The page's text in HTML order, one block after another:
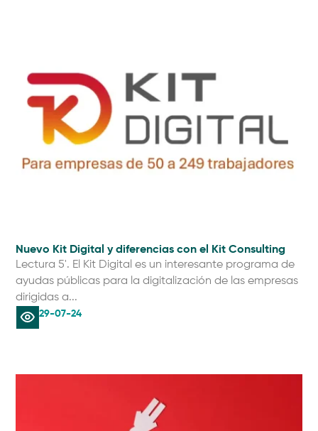
Nuevo Kit Digital y diferencias con el Kit Consulting
Lectura 5'. El Kit Digital es un interesante programa de
ayudas públicas para la digitalización de las empresas
dirigidas a...
29-07-24